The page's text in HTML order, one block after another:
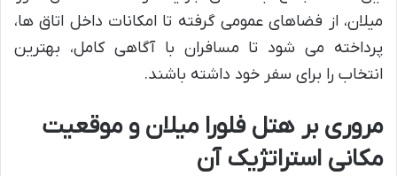
میلان، از فضاهای عمومی گرفته تا امکانات داخل اتاق ها،
پرداخته می شود تا مسافران با آگاهی کامل، بهترین
انتخاب را برای سفر خود داشته باشند.
مروری بر هتل فلورا میلان و موقعیت
مکانی استراتژیک آن